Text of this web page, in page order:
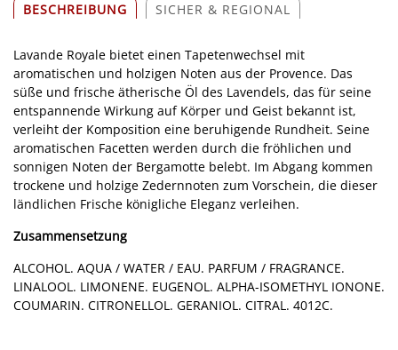
BESCHREIBUNG SICHER & REGIONAL
Lavande Royale bietet einen Tapetenwechsel mit
aromatischen und holzigen Noten aus der Provence. Das
süße und frische ätherische Öl des Lavendels, das für seine
entspannende Wirkung auf Körper und Geist bekannt ist,
verleiht der Komposition eine beruhigende Rundheit. Seine
aromatischen Facetten werden durch die fröhlichen und
sonnigen Noten der Bergamotte belebt. Im Abgang kommen
trockene und holzige Zedernnoten zum Vorschein, die dieser
ländlichen Frische königliche Eleganz verleihen.
Zusammensetzung
ALCOHOL. AQUA / WATER / EAU. PARFUM / FRAGRANCE.
LINALOOL. LIMONENE. EUGENOL. ALPHA-ISOMETHYL IONONE.
COUMARIN. CITRONELLOL. GERANIOL. CITRAL. 4012C.